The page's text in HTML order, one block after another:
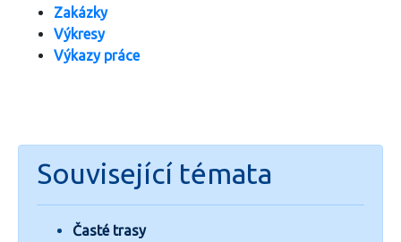
Zakázky
Výkresy
Výkazy práce
Související témata
Časté trasy